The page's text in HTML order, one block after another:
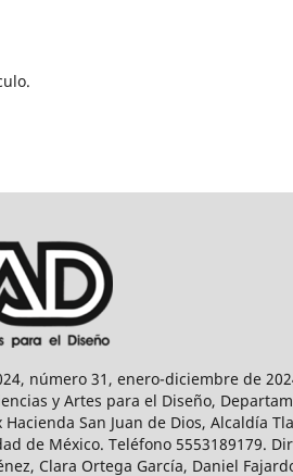
número 31, enero-diciembre de
y Artes para el Diseño,
San Juan de Dios, Alcaldía
de México. Teléfono 5553189179.
Clara Ortega García, Daniel